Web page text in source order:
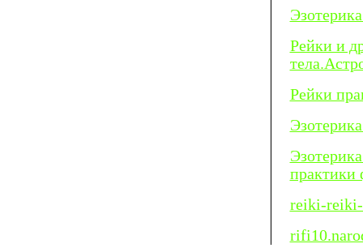
Рейки и
Рейки
практики
reiki-